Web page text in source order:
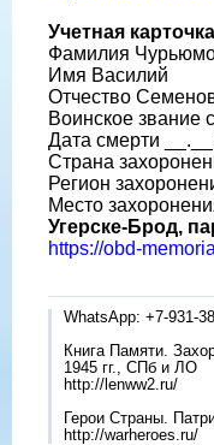
Учетная
Фамилия
Имя Василий
Отчество
Воинское звание
Дата смерти
Страна
Регион
Место
Угерске-Брод,
https://obd-
WhatsApp: +7-931-
Книга Памяти.
1945 гг., СПб и ЛО
http://lenww2.ru/
Герои Страны.
http://warheroes.ru/